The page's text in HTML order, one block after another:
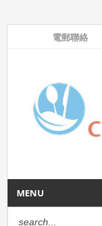
電郵聯絡
MENU